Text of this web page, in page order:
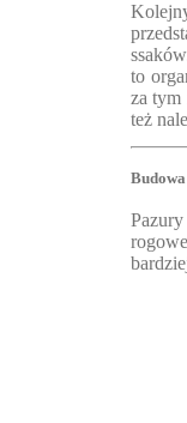
to
za tym
też